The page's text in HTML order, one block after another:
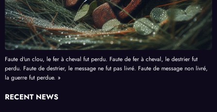
Faute d'un clou, le fer à cheval fut perdu. Faute de fer à cheval, le destrier fut
perdu. Faute de destrier, le message ne fut pas livré. Faute de message non livré,
la guerre fut perdue. »
RECENT NEWS